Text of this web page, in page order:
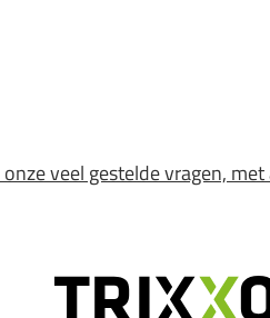
veel gestelde vragen,